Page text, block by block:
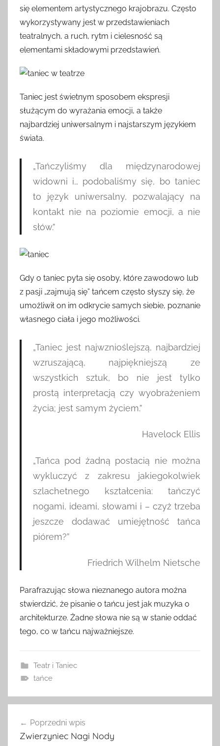
się elementem artystycznego krajobrazu. Często
wykorzystywany jest w przedstawieniach
teatralnych, a ruch, rytm i cielesność są
elementami składowymi przedstawień.
Taniec jest świetnym sposobem ekspresji
służącym do wyrażania emocji, a także
najbardziej uniwersalnym i najstarszym językiem
świata.
„Tańczyliśmy dla międzynarodowej
widowni i… podobaliśmy się, bo taniec
to język uniwersalny, pozwalający na
kontakt nie na poziomie emocji, a nie
słów.”
Gdy o taniec pyta się osoby, które zawodowo lub
z pasji „zajmują się” tańcem często słyszy się, że
umożliwił on im odkrycie samych siebie, poznanie
własnego ciała i jego możliwości.
„Taniec jest najwznioślejszą, najbardziej
wzruszającą, najpiękniejszą ze
wszystkich sztuk, bo nie jest tylko
prostą interpretacją czy wyobrażeniem
życia; jest samym życiem.”
Havelock Ellis
„Tańca pod żadną postacią nie można
wykluczyć z zakresu jakiegokolwiek
szlachetnego kształcenia: tańczyć
nogami, ideami, słowami i – czyż trzeba
jeszcze dodawać umiejętność tańca
piórem?”
Friedrich Wilhelm Nietsche
Parafrazując słowa nieznanego autora można
stwierdzić, że pisanie o tańcu jest jak muzyka o
architekturze. Żadne słowa nie są w stanie oddać
tego, co w tańcu najważniejsze.
Teatr i Taniec
tańce
wpisu
Poprzedni wpis
Zwierzyniec Nagi Nody